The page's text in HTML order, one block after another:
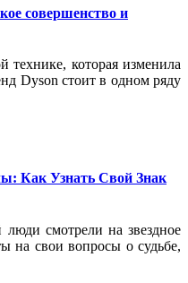
совершенство и
технике, которая изменила
Dyson стоит в одном ряду
Как Узнать Свой Знак
смотрели на звездное
на свои вопросы о судьбе,